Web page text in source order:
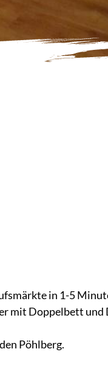
in 1-5
mit Doppelbett
Pöhlberg.